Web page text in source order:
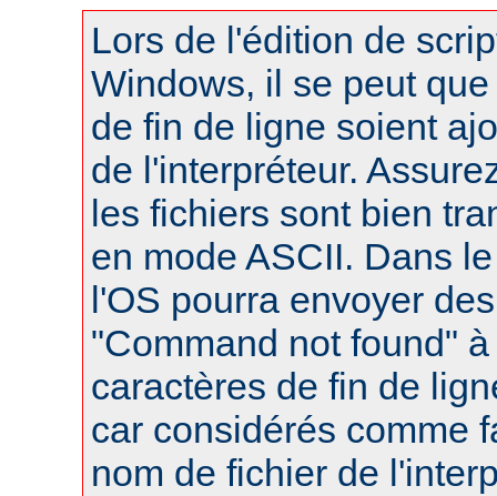
Lors de l'édition de
Windows, il se peut
de fin de ligne soient
de l'interpréteur.
les fichiers sont bien
en mode ASCII. Dans
l'OS pourra envoyer
"Command not found"
caractères de fin de
car considérés comme
nom de fichier de